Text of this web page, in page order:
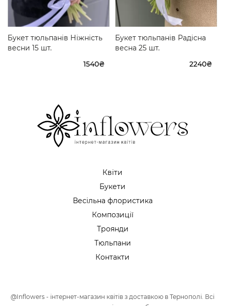
Букет тюльпанів Ніжність
весни 15 шт.
1540₴
Букет тюльпанів Радісна
весна 25 шт.
2240₴
Квіти
Букети
Весільна флористика
Композиції
Троянди
Тюльпани
Контакти
@Inflowers - інтернет-магазин квітів з доставкою в Тернополі. Всі